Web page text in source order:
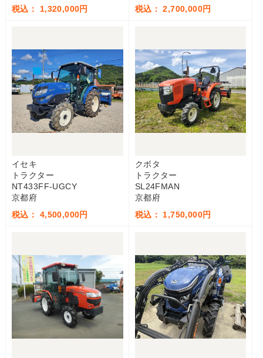
税込： 1,320,000円
税込： 2,700,000円
イセキ
トラクター
NT433FF-UGCY
京都府
税込： 4,500,000円
クボタ
トラクター
SL24FMAN
京都府
税込： 1,750,000円